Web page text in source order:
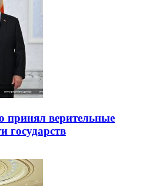
принял верительные
государств